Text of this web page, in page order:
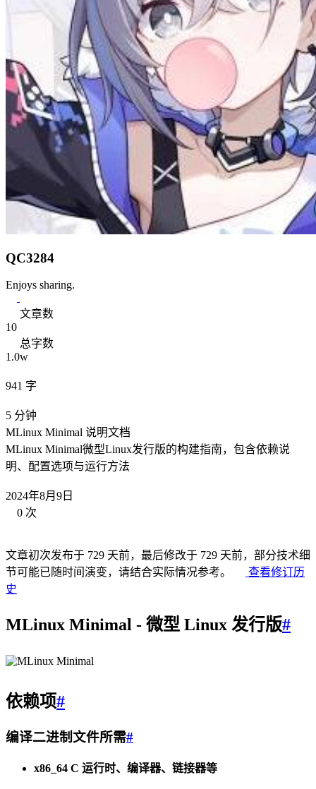
QC3284
Enjoys sharing.
文章数
10
总字数
1.0w
941 字
5 分钟
MLinux Minimal 说明文档
MLinux Minimal微型Linux发行版的构建指南，包含依赖说
明、配置选项与运行方法
2024年8月9日
0 次
文章初次发布于 729 天前，最后修改于 729 天前，部分技术细
节可能已随时间演变，请结合实际情况参考。
查看修订历
史
MLinux Minimal - 微型 Linux 发行版#
依赖项#
编译二进制文件所需#
x86_64 C 运行时、编译器、链接器等